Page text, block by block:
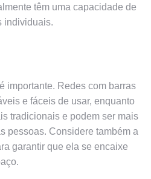
têm uma capacidade de
individuais.
importante. Redes com barras
e fáceis de usar, enquanto
tradicionais e podem ser mais
pessoas. Considere também a
garantir que ela se encaixe